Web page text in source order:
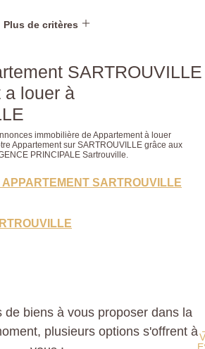
Plus de critères
SARTROUVILLE
a louer à
immobilière de Appartement à louer
Appartement sur SARTROUVILLE grâce aux
PRINCIPALE Sartrouville.
SARTROUVILLE
de biens à vous proposer dans la
plusieurs options s'offrent à